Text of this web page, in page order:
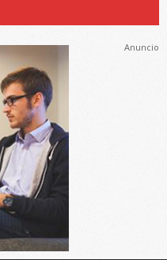
Anuncio